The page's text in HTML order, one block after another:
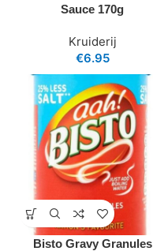
Sauce 170g
Kruiderij
€6.95
Bisto Gravy Granules